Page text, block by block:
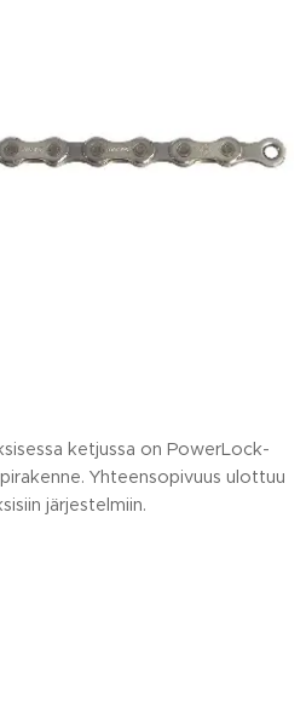
ketjussa on PowerLock-
Yhteensopivuus ulottuu
järjestelmiin.